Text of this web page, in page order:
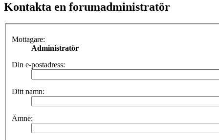
Kontakta en forumadministratör
Mottagare:
Administratör
Din e-postadress:
Ditt namn:
Ämne: